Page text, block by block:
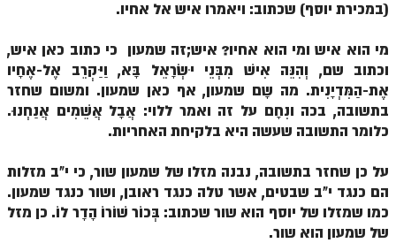
הזוהר הקדוש יתרו מתקדמים
משפטים מתחילים
הזוהר הקדוש משפטים מתקדמים
הזוהר הקדוש תרומה השקפה
הזוהר הקדוש תרומה מתקדמים
הזוהר הקדוש ספרא דצניעותא
(במכירת יוסף) שכתוב: ויאמרו איש אל אחיו.
מי הוא איש ומי הוא אחיו? איש;זה שמעון כי כתוב כאן איש,
וכתוב שם, וְהִנֵּה אִישׁ מִבְּנֵי יִשְׂרָאֵל בָּא, וַיַּקְרֵב אֶל-אֶחָיו
אֶת-הַמִּדְיָנִית. מה שָם שמעון, אף כאן שמעון. ומשום שחזר
בתשובה, בכה ונִחָם על זה ואמר ללוי: אֲבָל אֲשֵׁמִים אֲנַחְנוּ.
כלומר התשובה שעשה היא בלקיחת האחריות.
על כן שחזר בתשובה, נבנה מזלו של שמעון שור, כי י"ב מזלות
הם כנגד י"ב שבטים, אשר טלה כנגד ראובן, ושור כנגד שמעון.
כמו שמזלו של יוסף הוא שור שכתוב: בְּכוֹר שׁוֹרוֹ הָדָר לוֹ. כן מזל
של שמעון הוא שור.